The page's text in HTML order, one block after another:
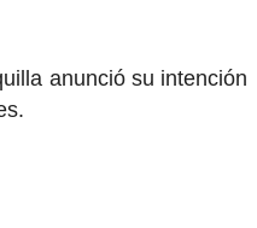
anunció su intención